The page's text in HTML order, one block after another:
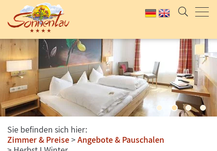
Sie befinden sich hier:
Zimmer & Preise
Angebote & Pauschalen